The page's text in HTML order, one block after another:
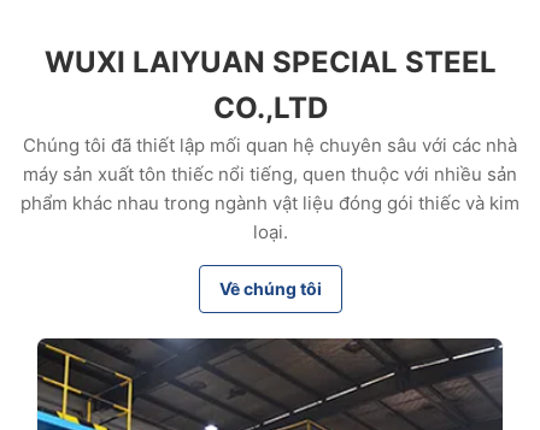
WUXI LAIYUAN SPECIAL STEEL
CO.,LTD
Chúng tôi đã thiết lập mối quan hệ chuyên sâu với các nhà
máy sản xuất tôn thiếc nổi tiếng, quen thuộc với nhiều sản
phẩm khác nhau trong ngành vật liệu đóng gói thiếc và kim
loại.
Về chúng tôi